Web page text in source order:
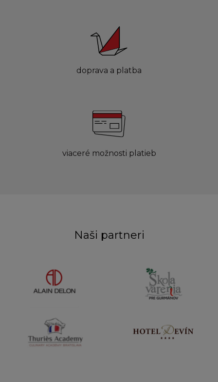
doprava a platba
viaceré možnosti platieb
Naši partneri